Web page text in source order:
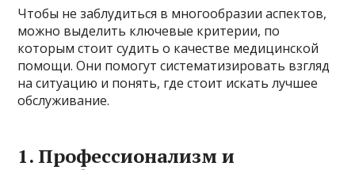
Чтобы не заблудиться в многообразии аспектов,
можно выделить ключевые критерии, по
которым стоит судить о качестве медицинской
помощи. Они помогут систематизировать взгляд
на ситуацию и понять, где стоит искать лучшее
обслуживание.
1. Профессионализм и